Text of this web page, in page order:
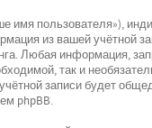
имя пользователя»),
из вашей учётной
Любая информация,
так и
записи будет
phpBB.